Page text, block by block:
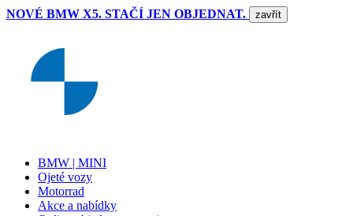
NOVÉ BMW X5. STAČÍ JEN OBJEDNAT. zavřít
BMW | MINI
Ojeté vozy
Motorrad
Akce a nabídky